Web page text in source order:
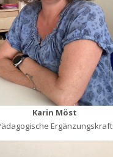
Karin Möst
Ergänzungskraft